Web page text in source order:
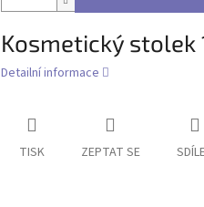
Kosmetický stolek
Detailní informace
TISK ZEPTAT SE